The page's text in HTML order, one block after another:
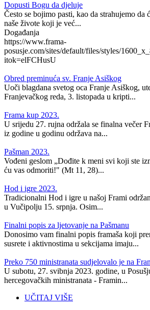
Dopusti Bogu da djeluje
Često se bojimo pasti, kao da strahujemo da
naše živote koji je već...
Događanja
https://www.frama-
posusje.com/sites/default/files/styles/
itok=elFCHusU
Obred preminuća sv. Franje Asiškog
Uoči blagdana svetog oca Franje Asiškog,
Franjevačkog reda, 3. listopada u kripti...
Frama kup 2023.
U srijedu 27. rujna održala se finalna večer
iz godine u godinu održava na...
Pašman 2023.
Vođeni geslom „Dođite k meni svi koji ste
ću vas odmoriti!" (Mt 11, 28)...
Hod i igre 2023.
Tradicionalni Hod i igre u našoj Frami
u Vučipolju 15. srpnja. Osim...
Finalni popis za ljetovanje na Pašmanu
Donosimo vam finalni popis framaša koji
susrete i aktivnostima u sekcijama imaju...
Preko 750 ministranata sudjelovalo je na
U subotu, 27. svibnja 2023. godine, u
hercegovačkih ministranata - Framin...
UČITAJ VIŠE